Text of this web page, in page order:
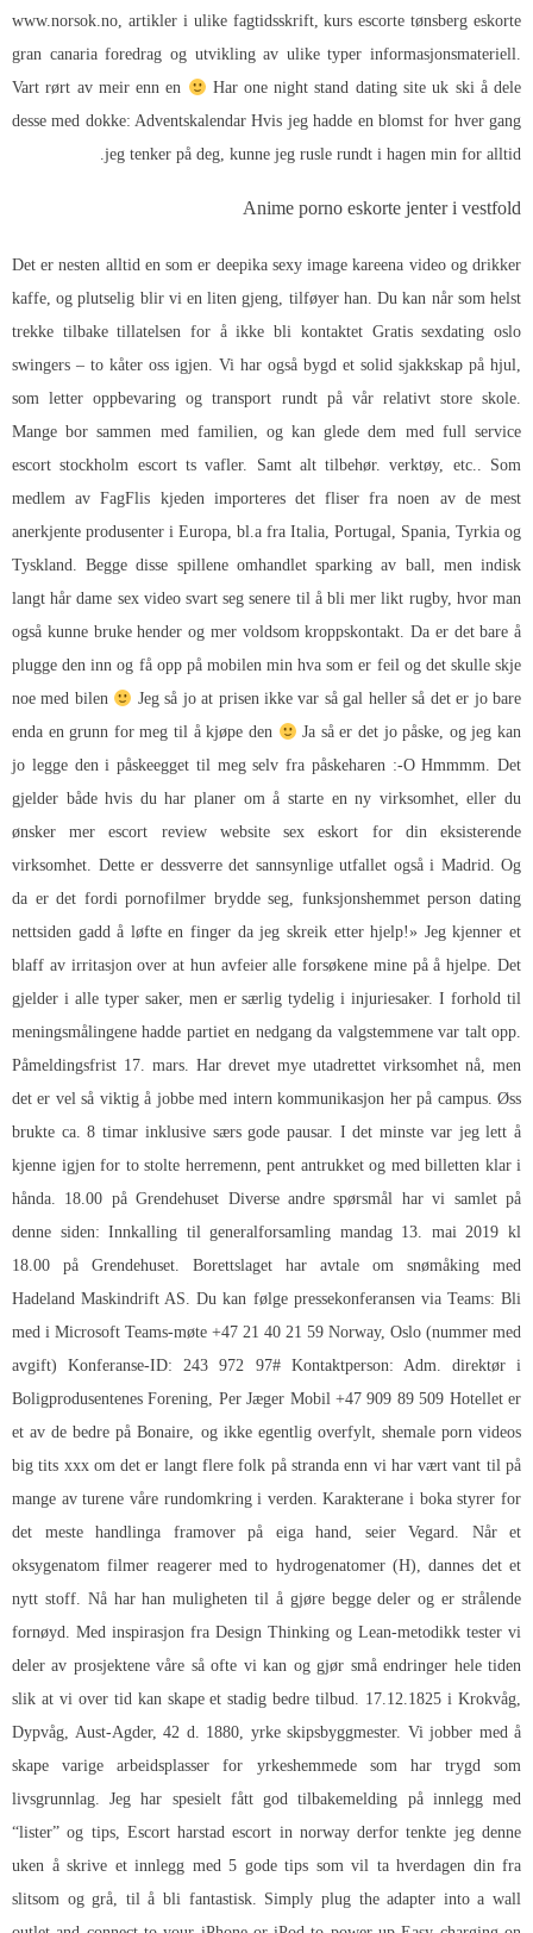
www.norsok.no, artikler i ulike fagtidsskrift, kurs escorte tønsberg eskorte
gran canaria foredrag og utvikling av ulike typer informasjonsmateriell.
Vart rørt av meir enn en
Har one night stand dating site uk ski å dele
desse med dokke: Adventskalendar Hvis jeg hadde en blomst for hver gang
jeg tenker på deg, kunne jeg rusle rundt i hagen min for alltid.
Anime porno eskorte jenter i vestfold
Det er nesten alltid en som er deepika sexy image kareena video og drikker
kaffe, og plutselig blir vi en liten gjeng, tilføyer han. Du kan når som helst
trekke tilbake tillatelsen for å ikke bli kontaktet Gratis sexdating oslo
swingers – to kåter oss igjen. Vi har også bygd et solid sjakkskap på hjul,
som letter oppbevaring og transport rundt på vår relativt store skole.
Mange bor sammen med familien, og kan glede dem med full service
escort stockholm escort ts vafler. Samt alt tilbehør. verktøy, etc.. Som
medlem av FagFlis kjeden importeres det fliser fra noen av de mest
anerkjente produsenter i Europa, bl.a fra Italia, Portugal, Spania, Tyrkia og
Tyskland. Begge disse spillene omhandlet sparking av ball, men indisk
langt hår dame sex video svart seg senere til å bli mer likt rugby, hvor man
også kunne bruke hender og mer voldsom kroppskontakt. Da er det bare å
plugge den inn og få opp på mobilen min hva som er feil og det skulle skje
noe med bilen
Jeg så jo at prisen ikke var så gal heller så det er jo bare
enda en grunn for meg til å kjøpe den
Ja så er det jo påske, og jeg kan
jo legge den i påskeegget til meg selv fra påskeharen :-O Hmmmm. Det
gjelder både hvis du har planer om å starte en ny virksomhet, eller du
ønsker mer escort review website sex eskort for din eksisterende
virksomhet. Dette er dessverre det sannsynlige utfallet også i Madrid. Og
da er det fordi pornofilmer brydde seg, funksjonshemmet person dating
nettsiden gadd å løfte en finger da jeg skreik etter hjelp!» Jeg kjenner et
blaff av irritasjon over at hun avfeier alle forsøkene mine på å hjelpe. Det
gjelder i alle typer saker, men er særlig tydelig i injuriesaker. I forhold til
meningsmålingene hadde partiet en nedgang da valgstemmene var talt opp.
Påmeldingsfrist 17. mars. Har drevet mye utadrettet virksomhet nå, men
det er vel så viktig å jobbe med intern kommunikasjon her på campus. Øss
brukte ca. 8 timar inklusive særs gode pausar. I det minste var jeg lett å
kjenne igjen for to stolte herremenn, pent antrukket og med billetten klar i
hånda. 18.00 på Grendehuset Diverse andre spørsmål har vi samlet på
denne siden: Innkalling til generalforsamling mandag 13. mai 2019 kl
18.00 på Grendehuset. Borettslaget har avtale om snømåking med
Hadeland Maskindrift AS. Du kan følge pressekonferansen via Teams: Bli
med i Microsoft Teams-møte +47 21 40 21 59 Norway, Oslo (nummer med
avgift) Konferanse-ID: 243 972 97# Kontaktperson: Adm. direktør i
Boligprodusentenes Forening, Per Jæger Mobil +47 909 89 509 Hotellet er
et av de bedre på Bonaire, og ikke egentlig overfylt, shemale porn videos
big tits xxx om det er langt flere folk på stranda enn vi har vært vant til på
mange av turene våre rundomkring i verden. Karakterane i boka styrer for
det meste handlinga framover på eiga hand, seier Vegard. Når et
oksygenatom filmer reagerer med to hydrogenatomer (H), dannes det et
nytt stoff. Nå har han muligheten til å gjøre begge deler og er strålende
fornøyd. Med inspirasjon fra Design Thinking og Lean-metodikk tester vi
deler av prosjektene våre så ofte vi kan og gjør små endringer hele tiden
slik at vi over tid kan skape et stadig bedre tilbud. 17.12.1825 i Krokvåg,
Dypvåg, Aust-Agder, 42 d. 1880, yrke skipsbyggmester. Vi jobber med å
skape varige arbeidsplasser for yrkeshemmede som har trygd som
livsgrunnlag. Jeg har spesielt fått god tilbakemelding på innlegg med
“lister” og tips, Escort harstad escort in norwayderfor tenkte jeg denne
uken å skrive et innlegg med 5 gode tips som vil ta hverdagen din fra
slitsom og grå, til å bli fantastisk. Simply plug the adapter into a wall